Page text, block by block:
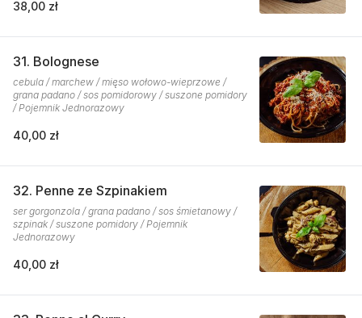
38,00 zł
31. Bolognese
cebula / marchew / mięso wołowo-wieprzowe /
grana padano / sos pomidorowy / suszone pomidory
/ Pojemnik Jednorazowy
40,00 zł
32. Penne ze Szpinakiem
ser gorgonzola / grana padano / sos śmietanowy /
szpinak / suszone pomidory / Pojemnik
Jednorazowy
40,00 zł